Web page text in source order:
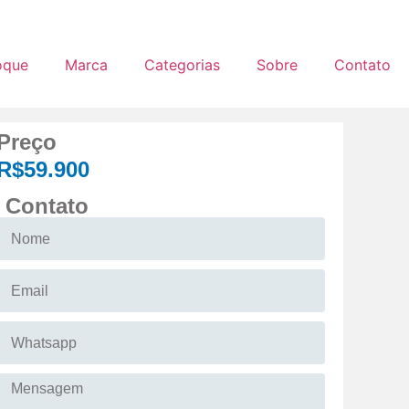
Marca Categorias Sobre Contato
Contato